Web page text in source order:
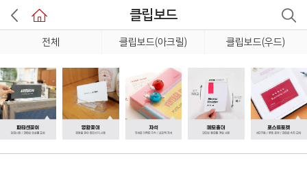
클립보드
전체 클립보드(아크릴) 클립보드(우드)